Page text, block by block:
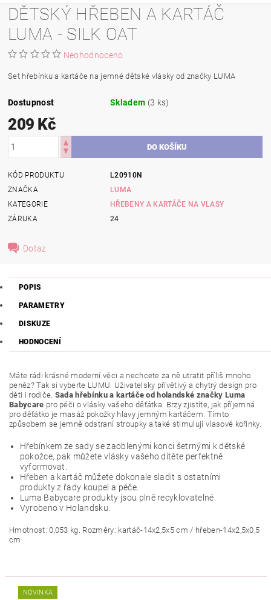
DĚTSKÝ HŘEBEN A KARTÁČ
LUMA - SILK OAT
Neohodnoceno
Set hřebínku a kartáče na jemné dětské vlásky od značky LUMA
Dostupnost Skladem (3 ks)
209 Kč
KÓD PRODUKTU
L20910N
ZNAČKA
LUMA
KATEGORIE
HŘEBENY A KARTÁČE NA VLASY
ZÁRUKA
24
Dotaz
POPIS
PARAMETRY
DISKUZE
HODNOCENÍ
Máte rádi krásné moderní věci a nechcete za ně utratit příliš mnoho
peněz? Tak si vyberte LUMU. Uživatelsky přívětivý a chytrý design pro
děti i rodiče. Sada hřebínku a kartáče od holandské značky Luma
Babycare pro péči o vlásky vašeho děťátka. Brzy zjistíte, jak příjemná
pro děťátko je masáž pokožky hlavy jemným kartáčem. Tímto
způsobem se jemně odstraní stroupky a také stimulují vlasové kořínky.
Hřebínkem ze sady se zaoblenými konci šetrnými k dětské
pokožce, pak můžete vlásky vašeho dítěte perfektně
vyformovat.
Hřeben a kartáč můžete dokonale sladit s ostatními
produkty z řady koupel a péče.
Luma Babycare produkty jsou plně recyklovatelné.
Vyrobeno v Holandsku.
Hmotnost: 0,053 kg. Rozměry: kartáč-14x2,5x5 cm / hřeben-14x2,5x0,5
cm
NOVINKA